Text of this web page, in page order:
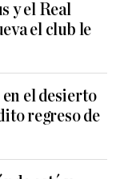
y el Real
el club le
el desierto
regreso de